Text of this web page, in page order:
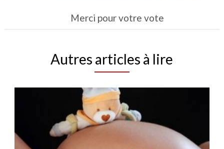
Merci pour votre vote
Autres articles à lire